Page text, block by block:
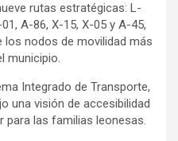
rutas estratégicas: L-
A-86, X-15, X-05 y A-45,
nodos de movilidad más
municipio.
Integrado de Transporte,
una visión de accesibilidad
para las familias leonesas.